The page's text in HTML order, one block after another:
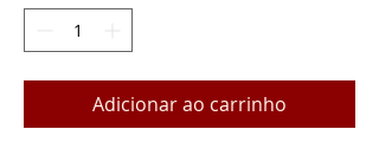
Adicionar ao carrinho